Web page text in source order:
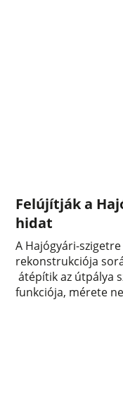
Felújítják a
hidat
A Hajógyári-
rekonstrukciója
átépítik az útpálya
funkciója, mérete